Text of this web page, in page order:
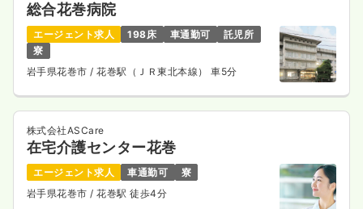
総合花巻病院
エージェント求人 198床 車通勤可
託児所
寮
岩手県花巻市/ 花巻駅（ＪＲ東北本線） 車5分
株式会社ASCare
在宅介護センター花巻
エージェント求人 車通勤可
寮
岩手県花巻市 / 花巻駅 徒歩4分